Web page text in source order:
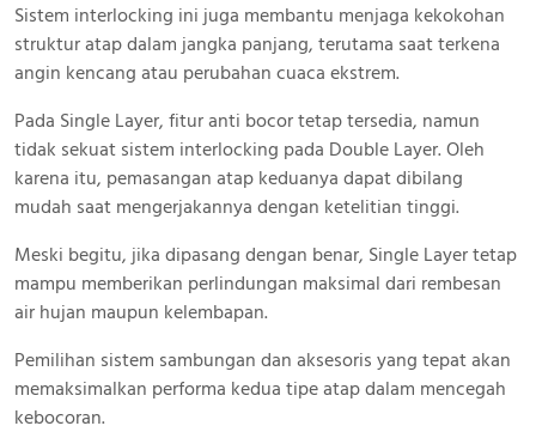
Sistem interlocking ini juga membantu menjaga kekokohan
struktur atap dalam jangka panjang, terutama saat terkena
angin kencang atau perubahan cuaca ekstrem.
Pada Single Layer, fitur anti bocor tetap tersedia, namun
tidak sekuat sistem interlocking pada Double Layer. Oleh
karena itu, pemasangan atap keduanya dapat dibilang
mudah saat mengerjakannya dengan ketelitian tinggi.
Meski begitu, jika dipasang dengan benar, Single Layer tetap
mampu memberikan perlindungan maksimal dari rembesan
air hujan maupun kelembapan.
Pemilihan sistem sambungan dan aksesoris yang tepat akan
memaksimalkan performa kedua tipe atap dalam mencegah
kebocoran.